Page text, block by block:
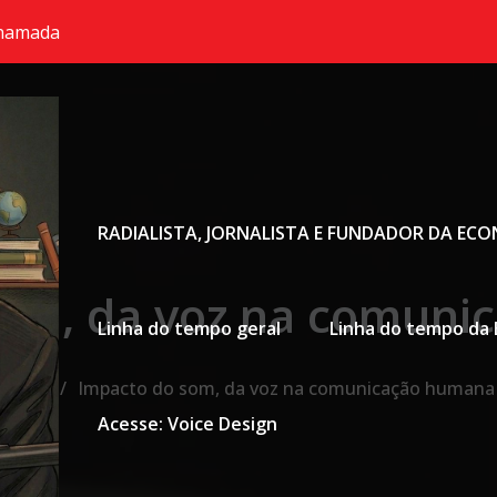
RADIALISTA, JORNALISTA E FUNDADOR DA
Linha do tempo geral Linha do tempo da
Acesse: Voice Design
da voz na
Home Impacto do som, da voz na comunicação humana